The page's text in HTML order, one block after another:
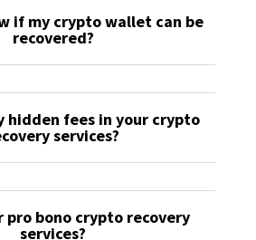
if my crypto wallet can be
recovered?
hidden fees in your crypto
services?
pro bono crypto recovery
services?